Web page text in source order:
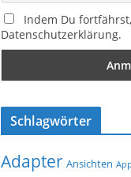
Indem Du
Datenschutzerklärung.
Schlagwörter
Adapter Ansichten App